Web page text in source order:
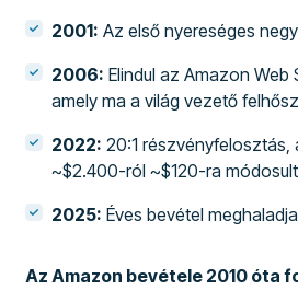
2001: Az első nyereséges
2006: Elindul az Amazon Web
amely ma a világ vezető
2022: 20:1 részvényfelosztás,
~$2.400-ról ~$120-ra módosult
2025: Éves bevétel
Az Amazon bevétele 2010 óta